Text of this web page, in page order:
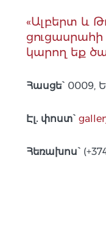
«Ալբերտ և
կարող եք
Հասցե`0009,
Էլ. փոստ`
Հեռախոս`